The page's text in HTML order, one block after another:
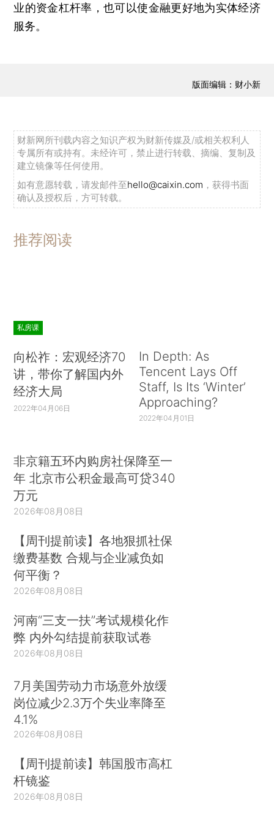
业的资金杠杆率，也可以使金融更好地为实体经济
服务。
版面编辑：财小新
财新网所刊载内容之知识产权为财新传媒及/或相关权利人
专属所有或持有。未经许可，禁止进行转载、摘编、复制及
建立镜像等任何使用。
如有意愿转载，请发邮件至hello@caixin.com ，获得书面
确认及授权后，方可转载。
推荐阅读
私房课
向松祚：宏观经济70
讲，带你了解国内外
经济大局
2022年04月06日
In Depth: As
Tencent Lays Off
Staff, Is Its ‘Winter’
Approaching?
2022年04月01日
非京籍五环内购房社保降至一
年 北京市公积金最高可贷340
万元
2026年08月08日
【周刊提前读】各地狠抓社保
缴费基数 合规与企业减负如
何平衡？
2026年08月08日
河南“三支一扶”考试规模化作
弊 内外勾结提前获取试卷
2026年08月08日
7月美国劳动力市场意外放缓
岗位减少2.3万个失业率降至
4.1%
2026年08月08日
【周刊提前读】韩国股市高杠
杆镜鉴
2026年08月08日